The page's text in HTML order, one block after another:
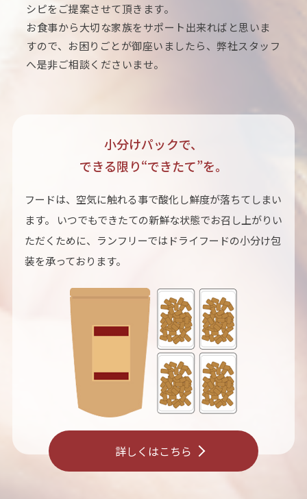
シピをご提案させて頂きます。
お食事から大切な家族をサポート出来ればと思いま
すので、お困りごとが御座いましたら、弊社スタッフ
へ是非ご相談くださいませ。
小分けパックで、
できる限り“できたて”を。
フードは、空気に触れる事で酸化し鮮度が落ちてしまい
ます。 いつでもできたての新鮮な状態でお召し上がりい
ただくために、ランフリーではドライフードの小分け包
装を承っております。
詳しくはこちら